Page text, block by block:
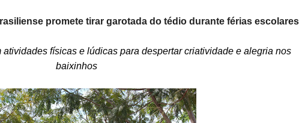
promete tirar garotada do tédio durante férias escolares
físicas e lúdicas para despertar criatividade e alegria nos
baixinhos